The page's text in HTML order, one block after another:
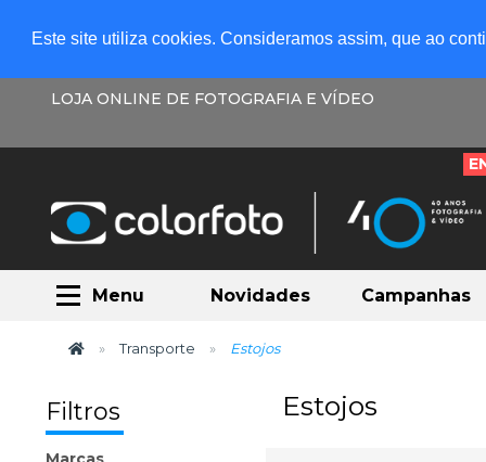
Este site utiliza cookies. Consideramos assim, que ao
LOJA ONLINE DE FOTOGRAFIA E VÍDEO
Menu Novidades Campanhas
Transporte Estojos
Filtros Estojos